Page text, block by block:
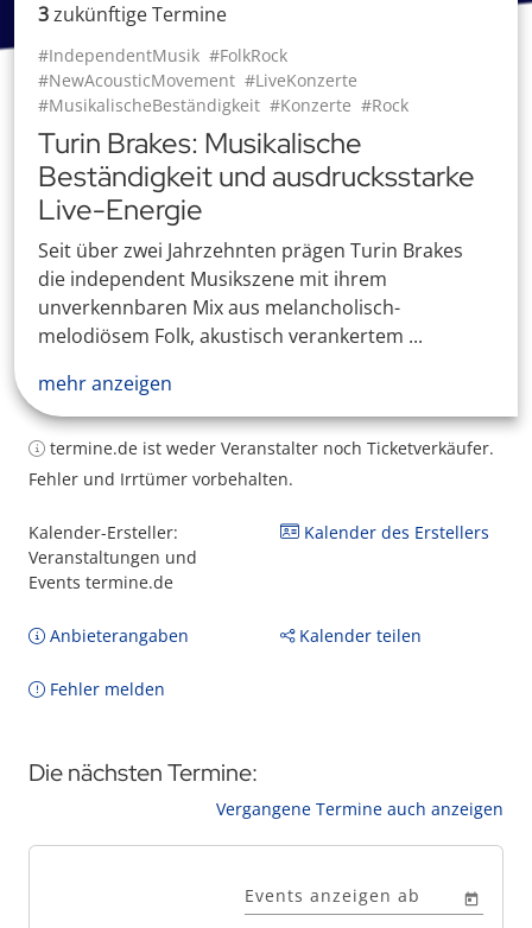
3zukünftigeTermine
#IndependentMusik #FolkRock
#NewAcousticMovement #LiveKonzerte
#MusikalischeBeständigkeit #Konzerte #Rock
Turin Brakes: Musikalische
Beständigkeit und ausdrucksstarke
Live-Energie
Seit über zwei Jahrzehnten prägen Turin Brakes
die independent Musikszene mit ihrem
unverkennbaren Mix aus melancholisch-
melodiösem Folk, akustisch verankertem ...
mehr anzeigen
termine.de ist weder Veranstalter noch Ticketverkäufer.
Fehler und Irrtümer vorbehalten.
Kalender-Ersteller:
Veranstaltungen und
Events termine.de
Kalender des Erstellers
Anbieterangaben Kalender teilen
Fehler melden
Die nächsten Termine:
Vergangene Termine auch anzeigen
Events anzeigen ab